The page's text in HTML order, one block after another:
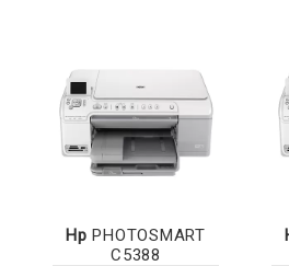
Hp PHOTOSMART
C5388